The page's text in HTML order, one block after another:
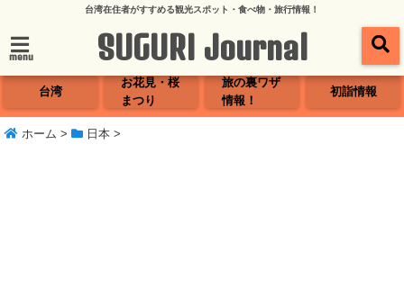
台湾在住者がすすめる観光スポット・食べ物・旅行情報！
menu SUGURI Journal
台湾
お花見・桜
まつり
旅の裏ワザ
情報！
初詣情報
ホーム > 日本 >